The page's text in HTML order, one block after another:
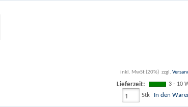
inkl. MwSt (20%) zzgl.
Lieferzeit: 3 - 10
Stk In den